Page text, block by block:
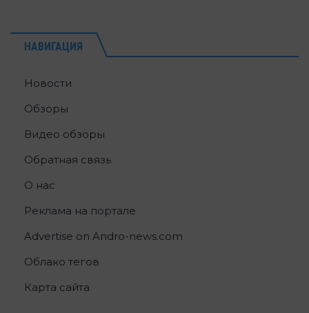
НАВИГАЦИЯ
Новости
Обзоры
Видео обзоры
Обратная связь
О нас
Реклама на портале
Advertise on Andro-news.com
Облако тегов
Карта сайта